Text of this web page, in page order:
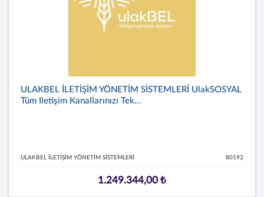
ULAKBEL İLETİŞİM YÖNETİM SİSTEMLERİ UlakSOSYAL
Tüm Iletişim Kanallarınızı Tek...
ULAKBEL İLETİŞİM YÖNETİM SİSTEMLERİ 80192
1.249.344,00 ₺